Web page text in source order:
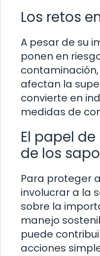
Los retos
A pesar de su
ponen en
afectan la
convierte en
medidas de
El papel
de los
Para proteger
involucrar a la
sobre la
manejo
puede
acciones